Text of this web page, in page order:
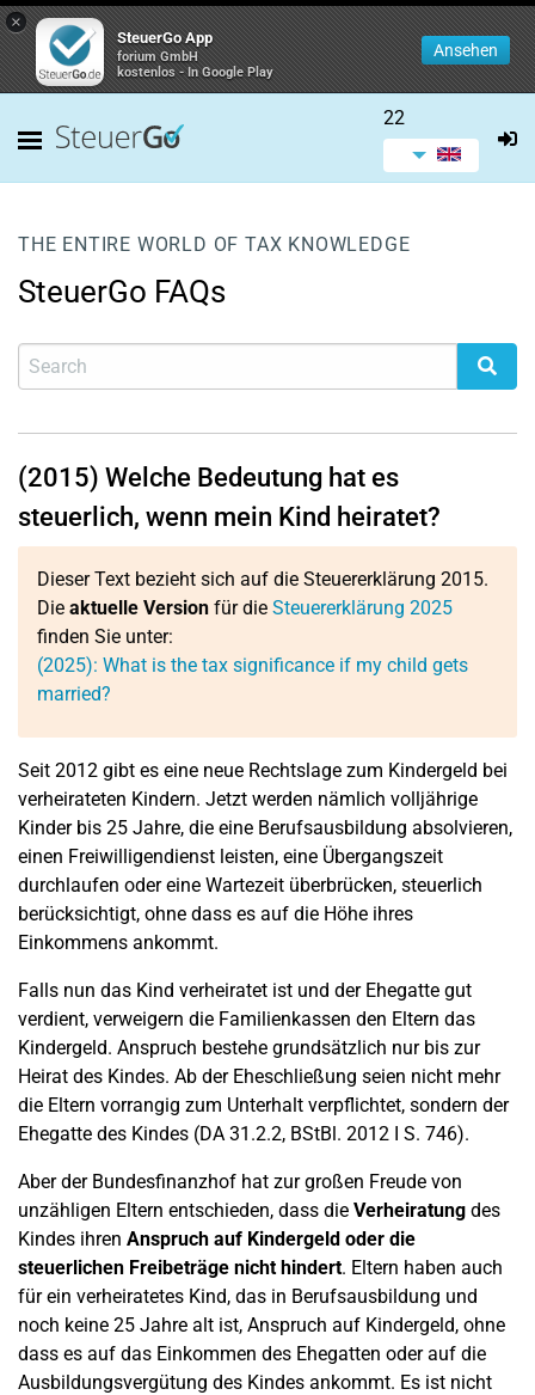
×
SteuerGo App
forium GmbH
kostenlos - In Google Play
Ansehen
22
THE ENTIRE WORLD OF TAX KNOWLEDGE
SteuerGo FAQs
(2015) Welche Bedeutung hat es
steuerlich, wenn mein Kind heiratet?
Dieser Text bezieht sich auf die Steuererklärung 2015.
Die aktuelle Version für die Steuererklärung 2025
finden Sie unter:
(2025): What is the tax significance if my child gets
married?
Seit 2012 gibt es eine neue Rechtslage zum Kindergeld bei
verheirateten Kindern. Jetzt werden nämlich volljährige
Kinder bis 25 Jahre, die eine Berufsausbildung absolvieren,
einen Freiwilligendienst leisten, eine Übergangszeit
durchlaufen oder eine Wartezeit überbrücken, steuerlich
berücksichtigt, ohne dass es auf die Höhe ihres
Einkommens ankommt.
Falls nun das Kind verheiratet ist und der Ehegatte gut
verdient, verweigern die Familienkassen den Eltern das
Kindergeld. Anspruch bestehe grundsätzlich nur bis zur
Heirat des Kindes. Ab der Eheschließung seien nicht mehr
die Eltern vorrangig zum Unterhalt verpflichtet, sondern der
Ehegatte des Kindes (DA 31.2.2, BStBl. 2012 I S. 746).
Aber der Bundesfinanzhof hat zur großen Freude von
unzähligen Eltern entschieden, dass die Verheiratung des
Kindes ihren Anspruch auf Kindergeld oder die
steuerlichen Freibeträge nicht hindert. Eltern haben auch
für ein verheiratetes Kind, das in Berufsausbildung und
noch keine 25 Jahre alt ist, Anspruch auf Kindergeld, ohne
dass es auf das Einkommen des Ehegatten oder auf die
Ausbildungsvergütung des Kindes ankommt. Es ist nicht